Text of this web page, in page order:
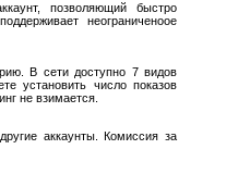
позволяющий быстро
неограниченоое
В сети доступно 7 видов
установить число показов
не взимается.
аккаунты. Комиссия за